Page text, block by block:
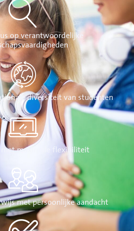
op verantwoordelijke
diversiteit van studenten
met maximale flexibiliteit
met persoonlijke aandacht